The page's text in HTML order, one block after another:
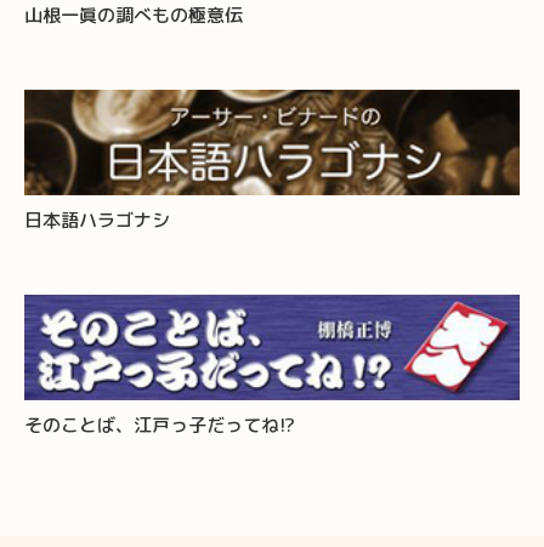
山根一眞の調べもの極意伝
日本語ハラゴナシ
そのことば、江戸っ子だってね!?